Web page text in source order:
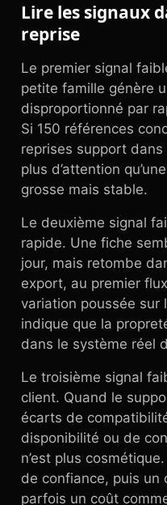
Lire les signaux
reprise
Le premier signal
petite famille génère
disproportionné par
Si 150 références
reprises support
plus d’attention
grosse mais stable.
Le deuxième signal
rapide. Une fiche
jour, mais retombe
export, au premier
variation poussée sur
indique que la
dans le système réel
Le troisième signal
client. Quand le
écarts de
disponibilité ou de
n’est plus
de confiance, puis un
parfois un coût